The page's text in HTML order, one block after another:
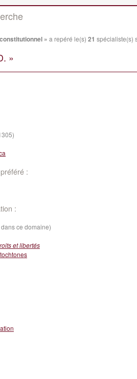
» a repéré le(s) 21 spécialiste(s)
»
:
:
ce domaine)
et libertés